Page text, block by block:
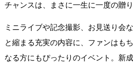
チャンスは、まさに一生に一度の贈り
ミニライブや記念撮影、お見送り会
と縮まる充実の内容に、ファンはも
なる方にもぴったりのイベント。新